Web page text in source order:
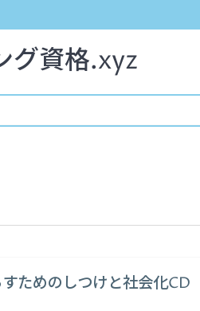
グ資格.xyz
ためのしつけと社会化CD